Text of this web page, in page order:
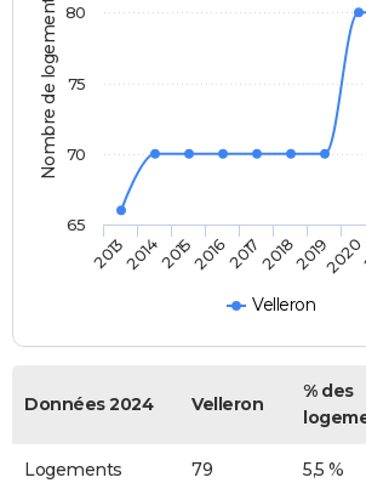
Nombre de logements
Velleron
20132014201520162017201820192020
65
70
75
80
Données 2024 Velleron
% des
Logements
79 5,5 %